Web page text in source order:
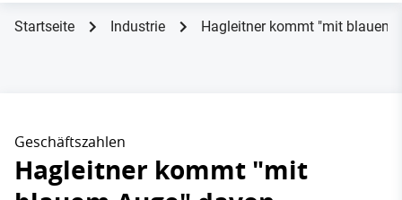
Startseite Industrie Hagleitner kommt "mit blauem
Geschäftszahlen
Hagleitner kommt "mit